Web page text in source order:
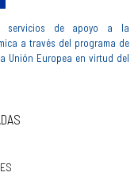
servicios de apoyo a la
a través del programa de
Unión Europea en virtud del